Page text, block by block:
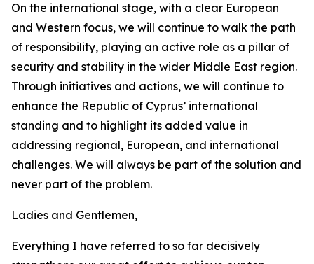
On the international stage, with a clear European
and Western focus, we will continue to walk the path
of responsibility, playing an active role as a pillar of
security and stability in the wider Middle East region.
Through initiatives and actions, we will continue to
enhance the Republic of Cyprus’ international
standing and to highlight its added value in
addressing regional, European, and international
challenges. We will always be part of the solution and
never part of the problem.
Ladies and Gentlemen,
Everything I have referred to so far decisively